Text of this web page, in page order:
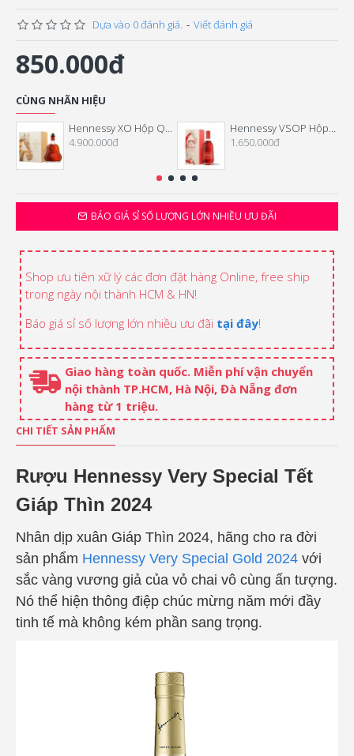
Dựa vào 0 đánh giá. - Viết đánh giá
850.000đ
BÁO GIÁ SỈ SỐ LƯỢNG LỚN NHIỀU ƯU ĐÃI
CÙNG NHÃN HIỆU
Hennessy XO Hộp Quà Tết 2026
4.900.000đ
Hennessy VSOP Hộp Quà Tết 2026
1.650.000đ
Shop ưu tiên xữ lý các đơn đặt hàng Online, free ship
trong ngày nội thành HCM & HN!
Báo giá sỉ số lượng lớn nhiều ưu đãi tại đây!
Giao hàng toàn quốc. Miễn phí vận chuyển
nội thành TP.HCM, Hà Nội, Đà Nẵng đơn
hàng từ 1 triệu.
CHI TIẾT SẢN PHẨM
Rượu Hennessy Very Special Tết
Giáp Thìn 2024
Nhân dịp xuân Giáp Thìn 2024, hãng cho ra đời
sản phẩm Hennessy Very Special Gold 2024 với
sắc vàng vương giả của vỏ chai vô cùng ấn tượng.
Nó thể hiện thông điệp chúc mừng năm mới đầy
tinh tế mà không kém phần sang trọng.